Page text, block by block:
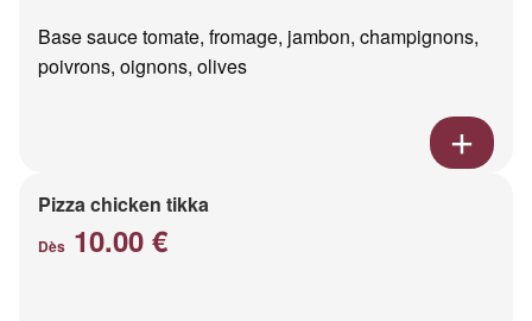
Base sauce tomate, fromage, jambon, champignons,
poivrons, oignons, olives
Pizza chicken tikka
Dès 10.00 €